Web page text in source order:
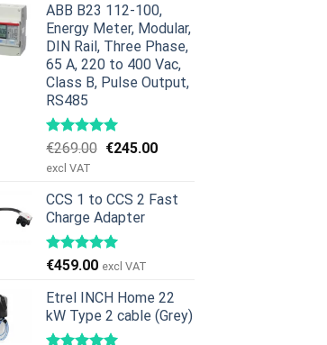
ABB B23 112-100,
Energy Meter, Modular,
DIN Rail, Three Phase,
65 A, 220 to 400 Vac,
Class B, Pulse Output,
RS485
€269.00 Pierwotna
€269.00.
€245.00Aktualna
€245.00.
excl VAT
CCS 1 to CCS 2 Fast
Charge Adapter
€459.00 excl VAT
Etrel INCH Home 22
kW Type 2 cable (Grey)